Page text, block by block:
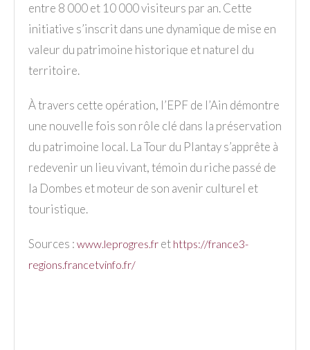
entre 8 000 et 10 000 visiteurs par an. Cette
initiative s’inscrit dans une dynamique de mise en
valeur du patrimoine historique et naturel du
territoire.
À travers cette opération, l’EPF de l’Ain démontre
une nouvelle fois son rôle clé dans la préservation
du patrimoine local. La Tour du Plantay s’apprête à
redevenir un lieu vivant, témoin du riche passé de
la Dombes et moteur de son avenir culturel et
touristique.
Sources : www.leprogres.fr et https://france3-
regions.francetvinfo.fr/